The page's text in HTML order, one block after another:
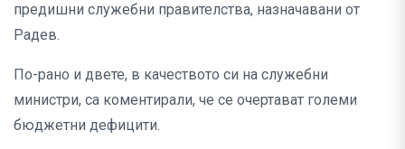
предишни служебни правителства, назначавани от
Радев.
По-рано и двете, в качеството си на служебни
министри, са коментирали, че се очертават големи
бюджетни дефицити.